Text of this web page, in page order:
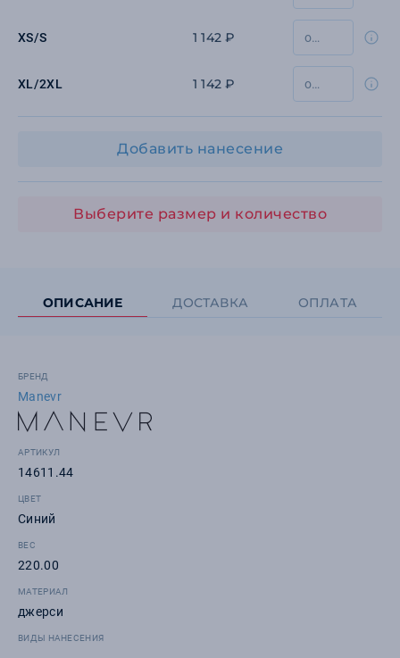
XS/S 1 142 ₽
XL/2XL 1 142 ₽
Добавить нанесение
Выберите размер и количество
ОПИСАНИЕ ДОСТАВКА ОПЛАТА
БРЕНД
Manevr
АРТИКУЛ
14611.44
ЦВЕТ
Синий
ВЕС
220.00
МАТЕРИАЛ
джерси
ВИДЫ НАНЕСЕНИЯ